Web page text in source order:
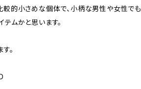
較的小さめな個体で、小柄な男性や女性でも
ムかと思います。
。